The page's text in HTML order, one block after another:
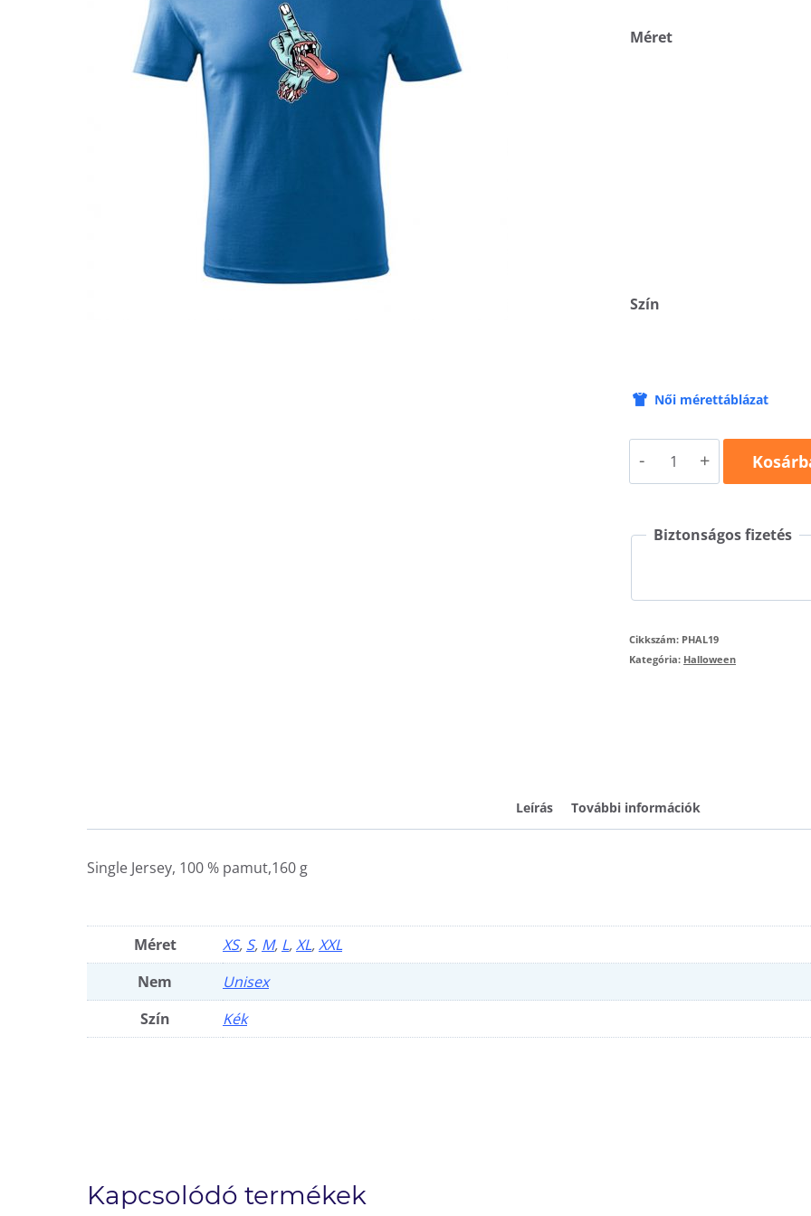
Méret
Szín
Női mérettáblázat
Halloween
Hand
póló
Biztonságos fizetés
Cikkszám: PHAL19
Kategória: Halloween
Leírás További információk
Single Jersey, 100 % pamut,160 g
Méret XS, S, M, L,XL,XXL
Nem
Unisex
Szín
Kék
Kapcsolódó termékek